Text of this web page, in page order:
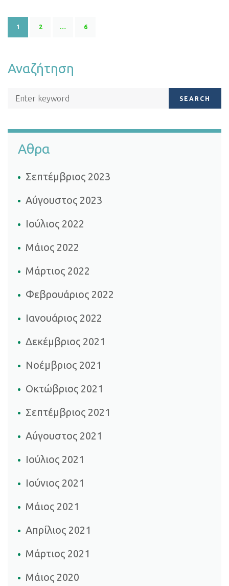
1 2 … 6
Αναζήτηση
SEARCH
Αθρα
Σεπτέμβριος 2023
Αύγουστος 2023
Ιούλιος 2022
Μάιος 2022
Μάρτιος 2022
Φεβρουάριος 2022
Ιανουάριος 2022
Δεκέμβριος 2021
Νοέμβριος 2021
Οκτώβριος 2021
Σεπτέμβριος 2021
Αύγουστος 2021
Ιούλιος 2021
Ιούνιος 2021
Μάιος 2021
Απρίλιος 2021
Μάρτιος 2021
Μάιος 2020